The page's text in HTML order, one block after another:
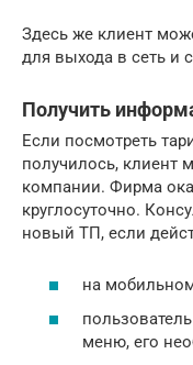
Здесь же клиент
для выхода в сеть и
Получить
Если посмотреть
получилось, клиент
компании. Фирма
круглосуточно.
новый ТП, если
на
меню, его